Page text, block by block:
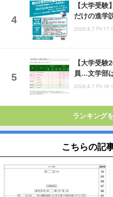
【大学受
だけの進学
2026.8.7 Fri
【大学受
員…文学部
2026.8.7 Fri
ランキング
こちらの記